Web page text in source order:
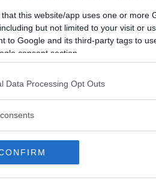
that this website/app uses one or more
but not limited to your visit or
to Google and its third-party tags to
consent section.
Data Processing Opt Outs
2019-06-16 23:49
rejält, men varför inte